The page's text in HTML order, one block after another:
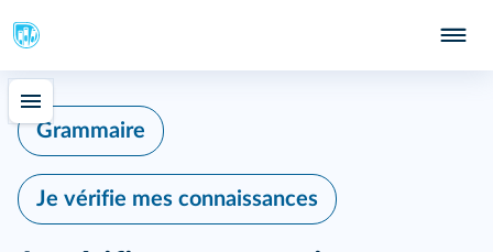
Grammaire
Je vérifie mes connaissances